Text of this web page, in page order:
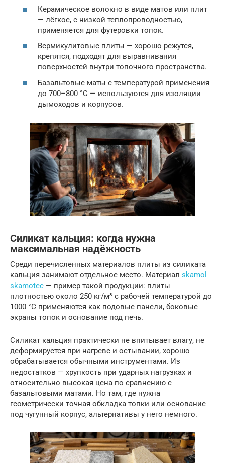
Керамическое волокно в виде матов или плит
— лёгкое, с низкой теплопроводностью,
применяется для футеровки топок.
Вермикулитовые плиты — хорошо режутся,
крепятся, подходят для выравнивания
поверхностей внутри топочного пространства.
Базальтовые маты с температурой применения
до 700–800 °C — используются для изоляции
дымоходов и корпусов.
Силикат кальция: когда нужна
максимальная надёжность
Среди перечисленных материалов плиты из силиката
кальция занимают отдельное место. Материал skamol
skamotec — пример такой продукции: плиты
плотностью около 250 кг/м³ с рабочей температурой до
1000 °C применяются как подовые панели, боковые
экраны топок и основание под печь.
Силикат кальция практически не впитывает влагу, не
деформируется при нагреве и остывании, хорошо
обрабатывается обычными инструментами. Из
недостатков — хрупкость при ударных нагрузках и
относительно высокая цена по сравнению с
базальтовыми матами. Но там, где нужна
геометрически точная обкладка топки или основание
под чугунный корпус, альтернативы у него немного.